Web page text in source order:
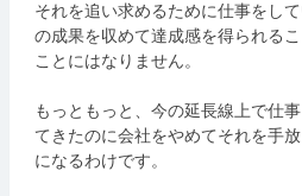
それを追い求めるために仕事をし
の成果を収めて達成感を得られる
ことにはなりません。
もっともっと、今の延長線上で仕
てきたのに会社をやめてそれを手
になるわけです。